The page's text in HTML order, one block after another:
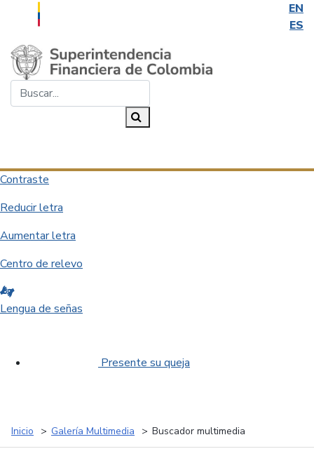
EN
ES
Saltar al contenido principal
Contraste
Reducir letra
Aumentar letra
Centro de relevo
Lengua de señas
Presente su queja
Inicio Galería Multimedia Buscador multimedia